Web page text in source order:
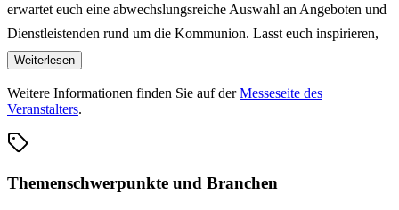
erwartet euch eine abwechslungsreiche Auswahl an Angeboten und
Dienstleistenden rund um die Kommunion. Lasst euch inspirieren,
führt persönliche Gespräche, sammelt neue Impulse und gestaltet die
Kommunionsfamilien können in entspannter Atmosphäre entdecken,
sich beraten lassen und dabei die passenden Partner für die erste
heilige Kommunion finden.
Weiterlesen
Weitere Informationen finden Sie auf derMesseseite des
Veranstalters.
Themenschwerpunkte und Branchen